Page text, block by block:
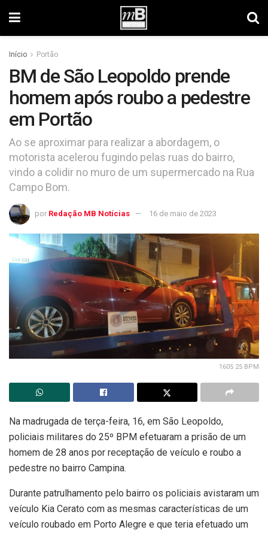
Início Portão
BM de São Leopoldo prende
homem após roubo a pedestre
em Portão
Ao se aproximar para realizar a abordagem, o
motorista acelerou fugindo pelas ruas do bairro,
vindo a colidir no muro de um supermercado na Rua
Campo Bom.
por Redação MB Notícias 16 de maio de 2023
1605 25 BPM
Na madrugada de terça-feira, 16, em São Leopoldo,
policiais militares do 25º BPM efetuaram a prisão de um
homem de 28 anos por receptação de veículo e roubo a
pedestre no bairro Campina.
Durante patrulhamento pelo bairro os policiais avistaram um
veículo Kia Cerato com as mesmas características de um
veículo roubado em Porto Alegre e que teria efetuado um